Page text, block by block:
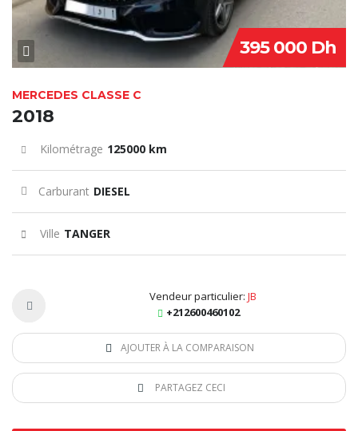
395 000 Dh
MERCEDES CLASSE C
2018
Kilométrage 125000 km
Carburant DIESEL
Ville TANGER
Vendeur particulier: JB
+212600460102
AJOUTER À LA COMPARAISON
PARTAGEZ CECI